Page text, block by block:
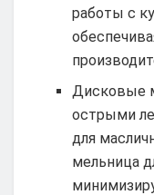
работы с
Дисковые
острыми
для
мельница